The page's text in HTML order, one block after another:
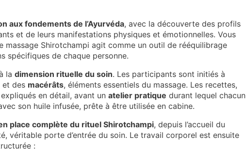
aux fondements de l’Ayurvéda, avec la découverte des profils
et de leurs manifestations physiques et émotionnelles. Vous
massage Shirotchampi agit comme un outil de rééquilibrage
spécifiques de chaque personne.
la dimension rituelle du soin. Les participants sont initiés à
et des macérâts, éléments essentiels du massage. Les recettes,
en détail, avant un atelier pratique durant lequel chacun
son huile infusée, prête à être utilisée en cabine.
place complète du rituel Shirotchampi, depuis l’accueil du
véritable porte d’entrée du soin. Le travail corporel est ensuite
: